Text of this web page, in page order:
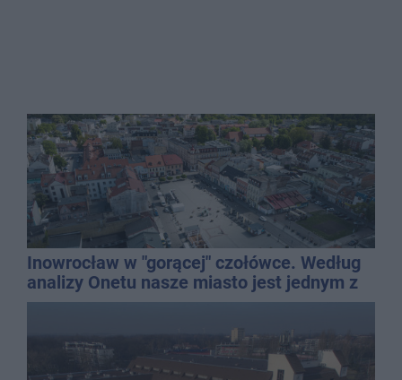
Inowrocław w "gorącej" czołówce. Według
analizy Onetu nasze miasto jest jednym z
najbardziej narażonych na upały